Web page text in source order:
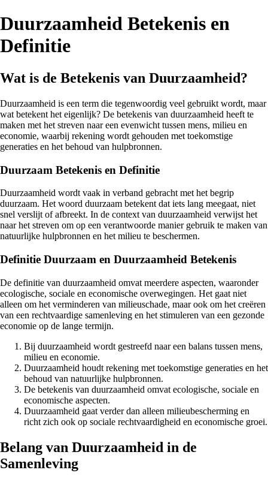
Duurzaamheid Betekenis en
Definitie
Wat is de Betekenis van Duurzaamheid?
Duurzaamheid is een term die tegenwoordig veel gebruikt wordt, maar
wat betekent het eigenlijk? De betekenis van duurzaamheid heeft te
maken met het streven naar een evenwicht tussen mens, milieu en
economie, waarbij rekening wordt gehouden met toekomstige
generaties en het behoud van hulpbronnen.
Duurzaam Betekenis en Definitie
Duurzaamheid wordt vaak in verband gebracht met het begrip
duurzaam. Het woord duurzaam betekent dat iets lang meegaat, niet
snel verslijt of afbreekt. In de context van duurzaamheid verwijst het
naar het streven om op een verantwoorde manier gebruik te maken van
natuurlijke hulpbronnen en het milieu te beschermen.
Definitie Duurzaam en Duurzaamheid Betekenis
De definitie van duurzaamheid omvat meerdere aspecten, waaronder
ecologische, sociale en economische overwegingen. Het gaat niet
alleen om het verminderen van milieuschade, maar ook om het creëren
van een rechtvaardige samenleving en het stimuleren van een gezonde
economie op de lange termijn.
Bij duurzaamheid wordt gestreefd naar een balans tussen mens,
milieu en economie.
Duurzaamheid houdt rekening met toekomstige generaties en het
behoud van natuurlijke hulpbronnen.
De betekenis van duurzaamheid omvat ecologische, sociale en
economische aspecten.
Duurzaamheid gaat verder dan alleen milieubescherming en
richt zich ook op sociale rechtvaardigheid en economische groei.
Belang van Duurzaamheid in de
Samenleving